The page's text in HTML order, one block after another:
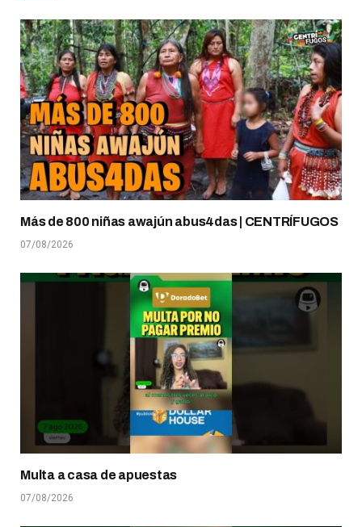
Más de 800 niñas awajún abus4das | CENTRÍFUGOS
07/08/2026
Multa a casa de apuestas
07/08/2026